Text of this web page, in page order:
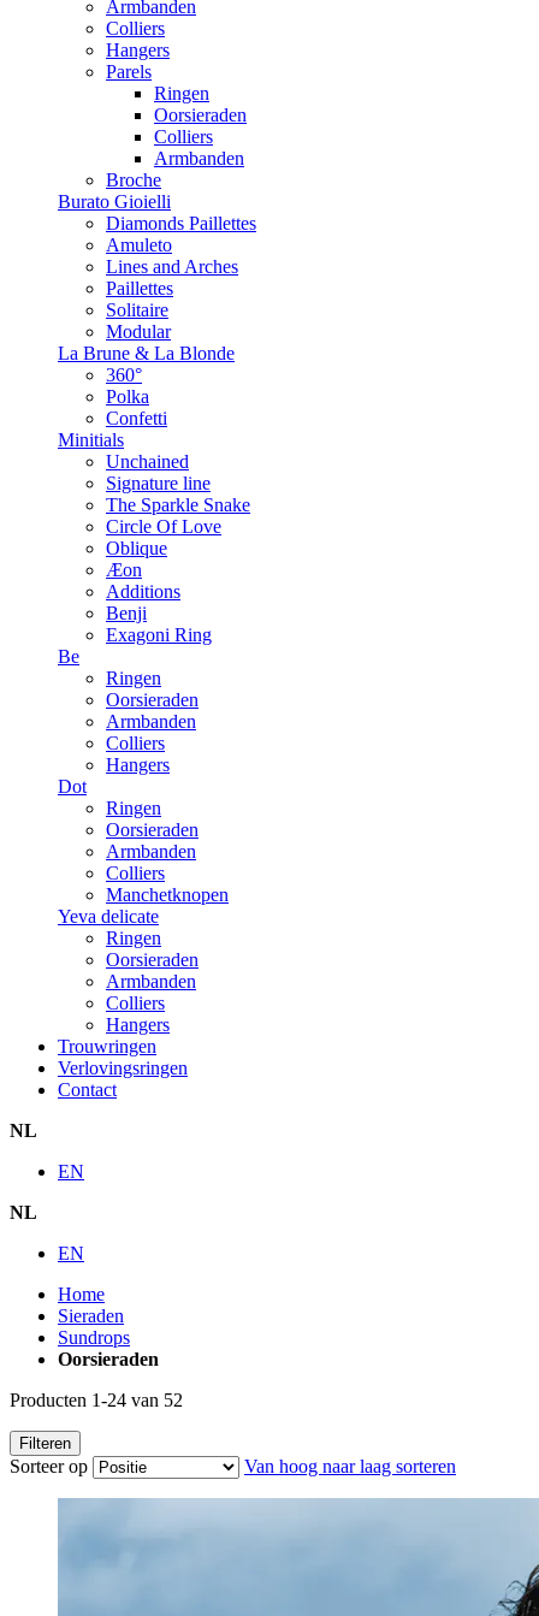
Armbanden
Colliers
Hangers
Parels
Ringen
Oorsieraden
Colliers
Armbanden
Broche
Burato Gioielli
Diamonds Paillettes
Amuleto
Lines and Arches
Paillettes
Solitaire
Modular
La Brune & La Blonde
360°
Polka
Confetti
Minitials
Unchained
Signature line
The Sparkle Snake
Circle Of Love
Oblique
Æon
Additions
Benji
Exagoni Ring
Be
Ringen
Oorsieraden
Armbanden
Colliers
Hangers
Dot
Ringen
Oorsieraden
Armbanden
Colliers
Manchetknopen
Yeva delicate
Ringen
Oorsieraden
Armbanden
Colliers
Hangers
Trouwringen
Verlovingsringen
Contact
NL
EN
NL
EN
Home
Sieraden
Sundrops
Oorsieraden
Producten 1-24 van 52
Filteren
Sorteer op Van hoog naar laag sorteren